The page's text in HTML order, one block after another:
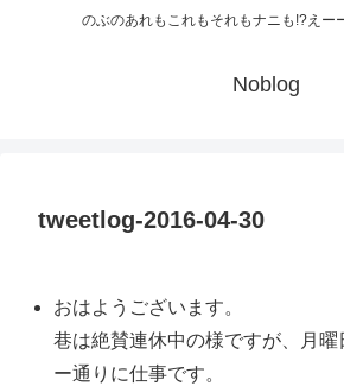
のぶのあれもこれもそれもナニも!?えー
Noblog
tweetlog-2016-04-30
おはようございます。
巷は絶賛連休中の様ですが、月
ー通りに仕事です。